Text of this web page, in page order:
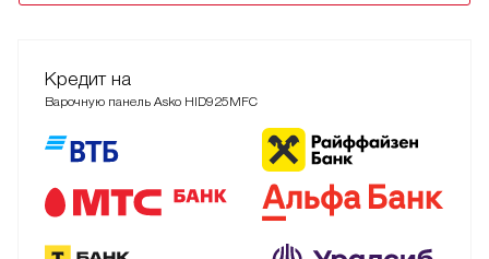
Кредит на
Варочную панель Asko HID925MFC